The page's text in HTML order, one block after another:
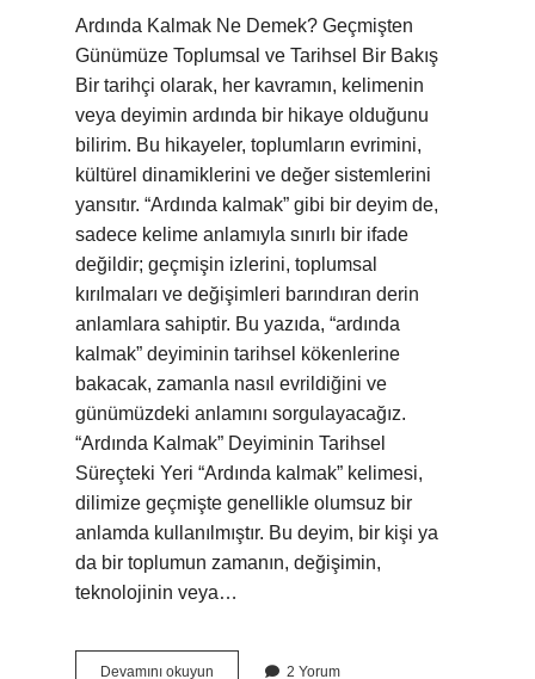
Ardında Kalmak Ne Demek? Geçmişten
Günümüze Toplumsal ve Tarihsel Bir Bakış
Bir tarihçi olarak, her kavramın, kelimenin
veya deyimin ardında bir hikaye olduğunu
bilirim. Bu hikayeler, toplumların evrimini,
kültürel dinamiklerini ve değer sistemlerini
yansıtır. “Ardında kalmak” gibi bir deyim de,
sadece kelime anlamıyla sınırlı bir ifade
değildir; geçmişin izlerini, toplumsal
kırılmaları ve değişimleri barındıran derin
anlamlara sahiptir. Bu yazıda, “ardında
kalmak” deyiminin tarihsel kökenlerine
bakacak, zamanla nasıl evrildiğini ve
günümüzdeki anlamını sorgulayacağız.
“Ardında Kalmak” Deyiminin Tarihsel
Süreçteki Yeri “Ardında kalmak” kelimesi,
dilimize geçmişte genellikle olumsuz bir
anlamda kullanılmıştır. Bu deyim, bir kişi ya
da bir toplumun zamanın, değişimin,
teknolojinin veya…
Devamını okuyun 2 Yorum